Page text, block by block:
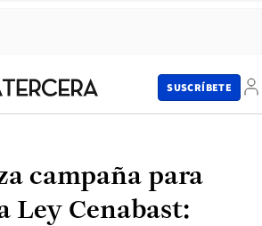
SUSCRÍBETE
campaña para
Ley Cenabast: